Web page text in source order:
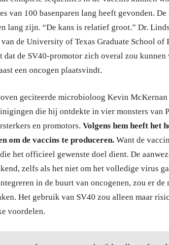
van 100 basenparen lang heeft gevonden.
lang zijn. “De kans is relatief groot.” Dr.
de University of Texas Graduate School of
dat de SV40-promotor zich overal zou
een oncogen plaatsvindt.
geciteerde microbioloog Kevin
die hij ontdekte in vier monsters van
en promotors. Volgens hem heeft het
om de vaccins te produceren. Want de
het officieel gewenste doel dient. De
zelfs als het niet om het volledige virus
in de buurt van oncogenen, zou er
Het gebruik van SV40 zou alleen maar
voordelen.